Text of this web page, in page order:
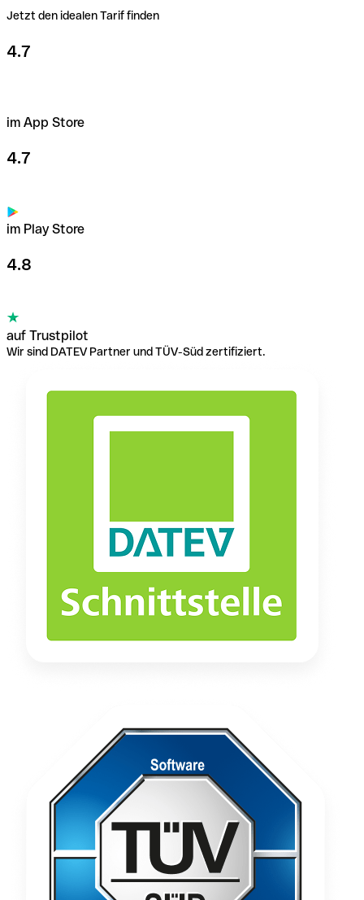
Jetzt den idealen Tarif finden
4.7
im App Store
4.7
im Play Store
4.8
auf Trustpilot
Wir sind DATEV Partner und TÜV-Süd zertifiziert.